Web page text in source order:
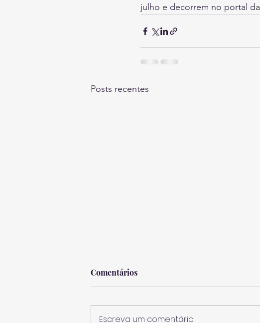
julho e decorrem no portal da
Posts recentes
Comentários
Escreva um comentário